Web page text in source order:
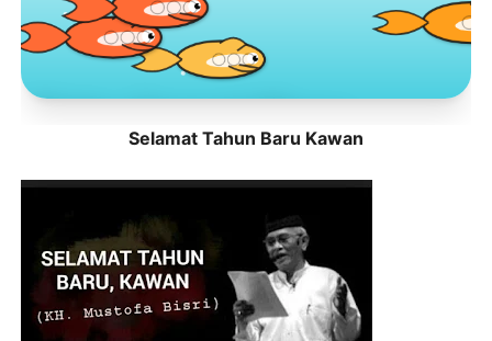
Toko Jurnal Rasa
KLIK / SENTUH UNTUK MENGUNJUNGI
Selamat Tahun Baru Kawan